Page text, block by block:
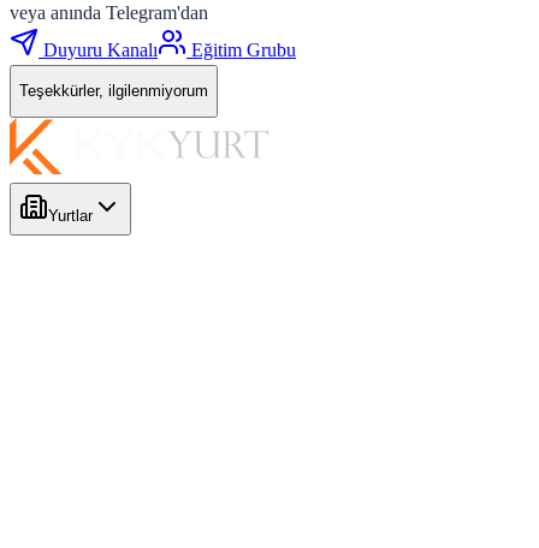
veya anında Telegram'dan
Duyuru Kanalı
Eğitim Grubu
Teşekkürler, ilgilenmiyorum
Yurtlar